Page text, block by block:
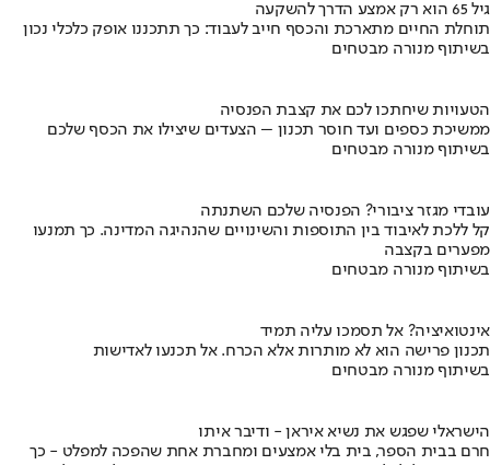
גיל 65 הוא רק אמצע הדרך להשקעה
תוחלת החיים מתארכת והכסף חייב לעבוד: כך תתכננו אופק כלכלי נכון
בשיתוף מנורה מבטחים
הטעויות שיחתכו לכם את קצבת הפנסיה
ממשיכת כספים ועד חוסר תכנון – הצעדים שיצילו את הכסף שלכם
בשיתוף מנורה מבטחים
עובדי מגזר ציבורי? הפנסיה שלכם השתנתה
קל ללכת לאיבוד בין התוספות והשינויים שהנהיגה המדינה. כך תמנעו
מפערים בקצבה
בשיתוף מנורה מבטחים
אינטואיציה? אל תסמכו עליה תמיד
תכנון פרישה הוא לא מותרות אלא הכרח. אל תכנעו לאדישות
בשיתוף מנורה מבטחים
הישראלי שפגש את נשיא איראן - ודיבר איתו
חרם בבית הספר, בית בלי אמצעים ומחברת אחת שהפכה למפלט - כך